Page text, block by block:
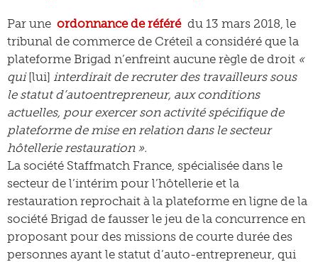
Par une ordonnance de référé du 13 mars 2018, le
tribunal de commerce de Créteil a considéré que la
plateforme Brigad n’enfreint aucune règle de droit «
qui[lui] interdirait de recruter des travailleurs sous
le statut d’auto­entrepreneur, aux conditions
actuelles, pour exercer son activité spécifique de
plateforme de mise en relation dans le secteur
hôtellerie restauration ».
La société Staffmatch France, spécialisée dans le
secteur de l’intérim pour l’hôtellerie et la
restauration reprochait à la plateforme en ligne de la
société Brigad de fausser le jeu de la concurrence en
proposant pour des missions de courte durée des
personnes ayant le statut d’auto-entrepreneur, qui